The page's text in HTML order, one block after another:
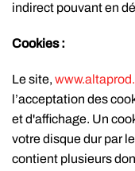
indirect pouvant en
Cookies :
Le site,
l’acceptation des
et d'affichage. Un
votre disque dur par
contient plusieurs